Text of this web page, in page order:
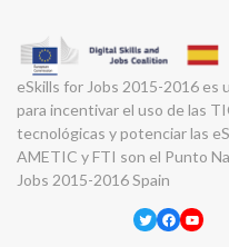
eSkills for Jobs 2015-2016 es
para incentivar el uso de las
tecnológicas y potenciar las
AMETIC y FTI son el Punto
Jobs 2015-2016 Spain
Twitter
Facebook